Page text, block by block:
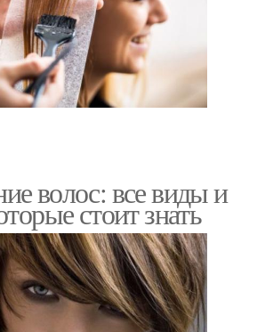
волос: все виды и
стоит знать